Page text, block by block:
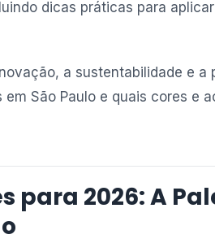
dicas práticas para
a sustentabilidade e a
São Paulo e quais cores e
para 2026: A